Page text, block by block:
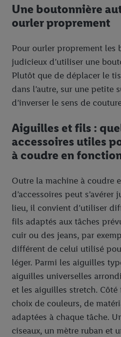
Une boutonnière
ourler proprement
Pour ourler proprement les
judicieux d’utiliser une
Plutôt que de déplacer le
dans l’autre, sur une petite
d’inverser le sens de
Aiguilles et fils :
accessoires utiles
à coudre en
Outre la machine à coudre
d’accessoires peut
lieu, il convient d’utiliser
fils adaptés aux tâches
cuir ou des jeans, par
différent de celui utilisé
léger. Parmi les aiguilles
aiguilles universelles
et les aiguilles stretch.
choix de couleurs, de
adaptées à chaque tâche.
ciseaux, un mètre ruban et